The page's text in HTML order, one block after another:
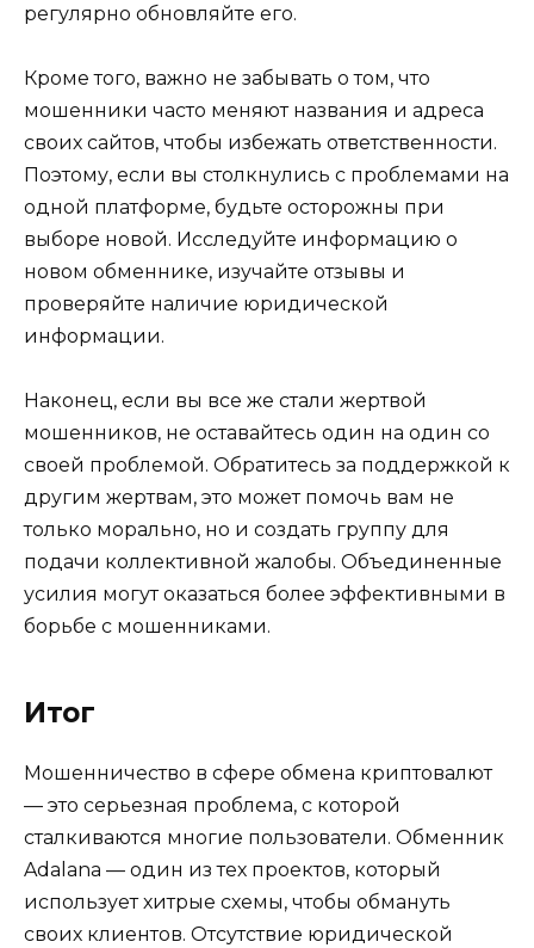
регулярно обновляйте его.
Кроме того, важно не забывать о том, что
мошенники часто меняют названия и адреса
своих сайтов, чтобы избежать ответственности.
Поэтому, если вы столкнулись с проблемами на
одной платформе, будьте осторожны при
выборе новой. Исследуйте информацию о
новом обменнике, изучайте отзывы и
проверяйте наличие юридической
информации.
Наконец, если вы все же стали жертвой
мошенников, не оставайтесь один на один со
своей проблемой. Обратитесь за поддержкой к
другим жертвам, это может помочь вам не
только морально, но и создать группу для
подачи коллективной жалобы. Объединенные
усилия могут оказаться более эффективными в
борьбе с мошенниками.
Итог
Мошенничество в сфере обмена криптовалют
— это серьезная проблема, с которой
сталкиваются многие пользователи. Обменник
Adalana — один из тех проектов, который
использует хитрые схемы, чтобы обмануть
своих клиентов. Отсутствие юридической